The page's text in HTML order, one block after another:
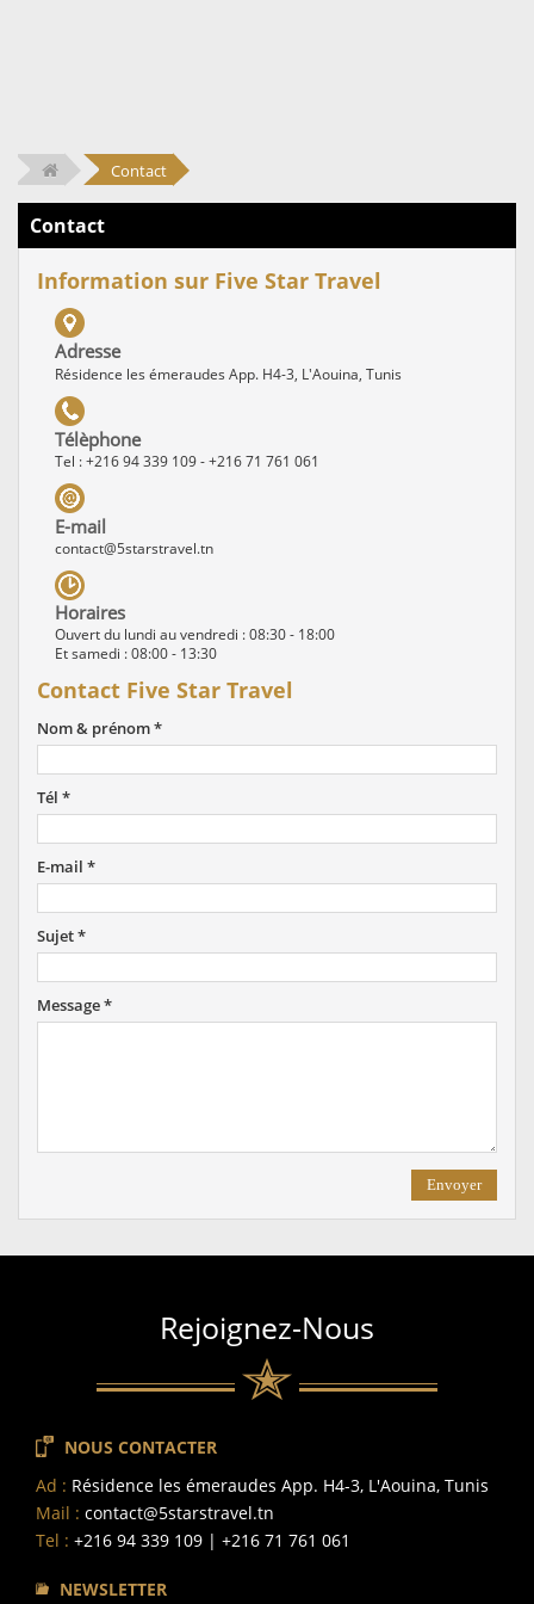
Contact
Contact
Information sur Five Star Travel
Adresse
Résidence les émeraudes App. H4-3, L'Aouina, Tunis
Télèphone
Tel : +216 94 339 109 - +216 71 761 061
E-mail
contact@5starstravel.tn
Horaires
Ouvert du lundi au vendredi : 08:30 - 18:00
Et samedi : 08:00 - 13:30
Contact Five Star Travel
Nom & prénom *
Tél *
E-mail *
Sujet *
Message *
Rejoignez-Nous
NOUS CONTACTER
Ad : Résidence les émeraudes App. H4-3, L'Aouina, Tunis
Mail : contact@5starstravel.tn
Tel : +216 94 339 109 | +216 71 761 061
NEWSLETTER